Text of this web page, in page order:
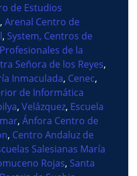
de Estudios
, Arenal Centro de
, System, Centros de
de la
Señora de los Reyes,
Inmaculada, Cenec,
de Informática
, Velázquez, Escuela
, Ánfora Centro de
, Centro Andaluz de
Salesianas María
Rojas, Santa